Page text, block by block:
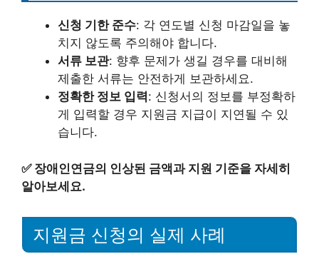
신청 기한 준수: 각 연도별 신청 마감일을 놓
치지 않도록 주의해야 합니다.
서류 보관: 향후 문제가 생길 경우를 대비해
제출한 서류는 안전하게 보관하세요.
정확한 정보 입력: 신청서의 정보를 부정확하
게 입력할 경우 지원금 지급이 지연될 수 있
습니다.
✅ 장애인연금의 인상된 금액과 지원 기준을 자세히
알아보세요.
지원금 신청의 실제 사례